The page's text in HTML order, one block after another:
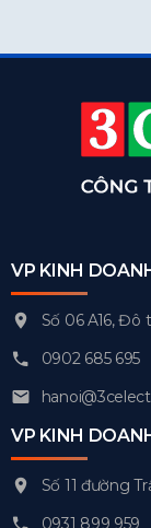
VP KINH
Số 06 A16, Đô
0902 685 695
VP KINH
Số 11 đường
0931 899 959